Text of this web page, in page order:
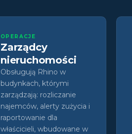
OPERACJE
Zarządcy
nieruchomości
Obsługują Rhino w
budynkach, którymi
zarządzają: rozliczanie
najemców, alerty zużycia i
raportowanie dla
właścicieli, wbudowane w